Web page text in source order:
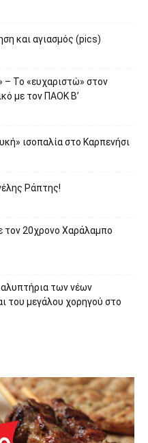
και αγιασμός (pics)
– Το «ευχαριστώ» στον
με τον ΠΑΟΚ Β’
ισοπαλία στο Καρπενήσι
Ράπτης!
τον 20χρονο Χαράλαμπο
των νέων
του μεγάλου χορηγού στο